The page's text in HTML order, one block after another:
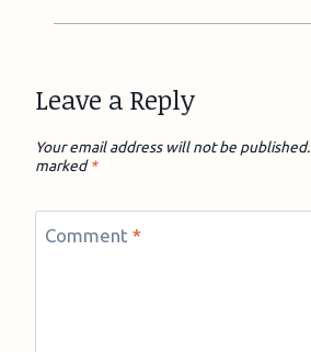
Leave a Reply
Your email address will not be published.
marked*
Comment *